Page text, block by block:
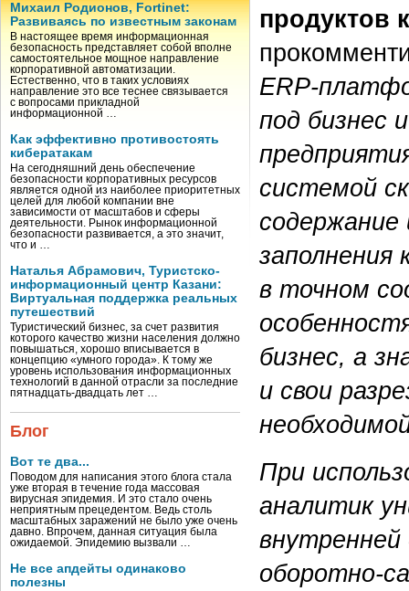
Михаил Родионов, Fortinet:
Развиваясь по известным законам
В настоящее время информационная
безопасность представляет собой вполне
самостоятельное мощное направление
корпоративной автоматизации.
Естественно, что в таких условиях
направление это все теснее связывается
с вопросами прикладной
информационной …
Как эффективно противостоять
кибератакам
На сегодняшний день обеспечение
безопасности корпоративных ресурсов
является одной из наиболее приоритетных
целей для любой компании вне
зависимости от масштабов и сферы
деятельности. Рынок информационной
безопасности развивается, а это значит,
что и …
Наталья Абрамович, Туристско-
информационный центр Казани:
Виртуальная поддержка реальных
путешествий
Туристический бизнес, за счет развития
которого качество жизни населения должно
повышаться, хорошо вписывается в
концепцию «умного города». К тому же
уровень использования информационных
технологий в данной отрасли за последние
пятнадцать-двадцать лет …
Блог
Вот те два...
Поводом для написания этого блога стала
уже вторая в течение года массовая
вирусная эпидемия. И это стало очень
неприятным прецедентом. Ведь столь
масштабных заражений не было уже очень
давно. Впрочем, данная ситуация была
ожидаемой. Эпидемию вызвали …
Не все апдейты одинаково
полезны
продуктов
ERP-
под бизнес
системой
в точном
бизнес, а
и свои
При
аналитик
оборотно-